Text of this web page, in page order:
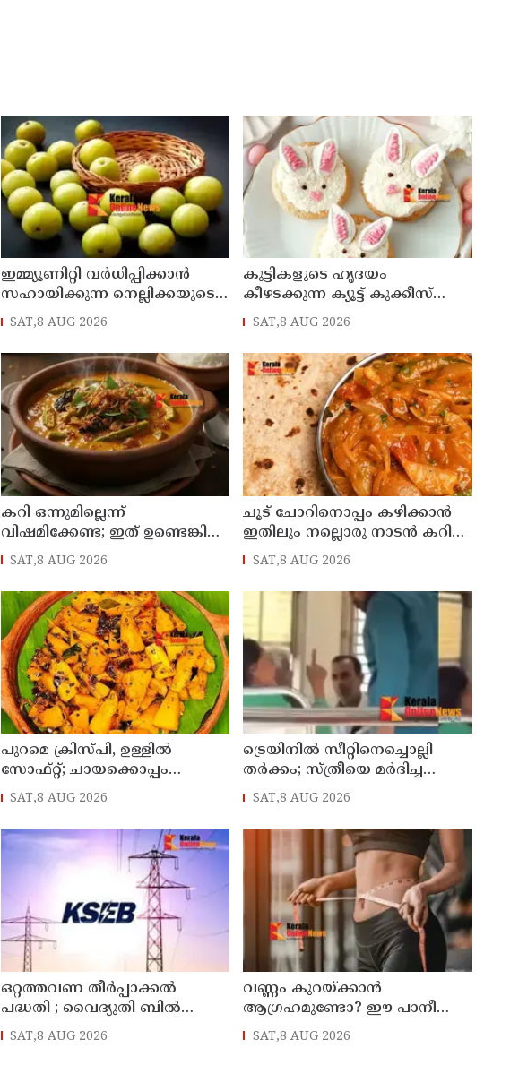
ഇമ്മ്യൂണിറ്റി വർധിപ്പിക്കാൻ
സഹായിക്കുന്ന നെല്ലിക്കയുടെ
ഗുണങ്ങൾ
SAT,8 AUG 2026
കുട്ടികളുടെ ഹൃദയം
കീഴടക്കുന്ന ക്യൂട്ട് കുക്കീസ്
വീട്ടിൽ തന്നെ തയ്യാറാക്കാം
SAT,8 AUG 2026
കറി ഒന്നുമില്ലെന്ന്
വിഷമിക്കേണ്ട; ഇത് ഉണ്ടെങ്കിൽ
ഊണ് കിടിലൻ
SAT,8 AUG 2026
ചൂട് ചോറിനൊപ്പം കഴിക്കാൻ
ഇതിലും നല്ലൊരു നാടൻ കറി
വേറെയില്ല
SAT,8 AUG 2026
പുറമെ ക്രിസ്പി, ഉള്ളിൽ
സോഫ്റ്റ്; ചായക്കൊപ്പം
പൊളിക്കുന്ന നാടൻ സ്നാക്ക്
SAT,8 AUG 2026
ട്രെയിനിൽ സീറ്റിനെച്ചൊല്ലി
തർക്കം; സ്ത്രീയെ മർദിച്ച
യുവാവ് അറസ്റ്റിൽ
SAT,8 AUG 2026
ഒറ്റത്തവണ തീർപ്പാക്കൽ
പദ്ധതി ; വൈദ്യുതി ബിൽ
കുടിശ്ശിക തീർക്കാൻ
ഉപഭോക്താക്കൾക്ക് വമ്പിച്ച
SAT,8 AUG 2026
വണ്ണം കുറയ്ക്കാൻ
ആഗ്രഹമുണ്ടോ? ഈ പാനീയം
ഡയറ്റിൽ ഉൾപ്പെടുത്താം
SAT,8 AUG 2026